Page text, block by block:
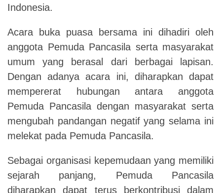
Indonesia.
Acara buka puasa bersama ini dihadiri oleh
anggota Pemuda Pancasila serta masyarakat
umum yang berasal dari berbagai lapisan.
Dengan adanya acara ini, diharapkan dapat
mempererat hubungan antara anggota
Pemuda Pancasila dengan masyarakat serta
mengubah pandangan negatif yang selama ini
melekat pada Pemuda Pancasila.
Sebagai organisasi kepemudaan yang memiliki
sejarah panjang, Pemuda Pancasila
diharapkan dapat terus berkontribusi dalam